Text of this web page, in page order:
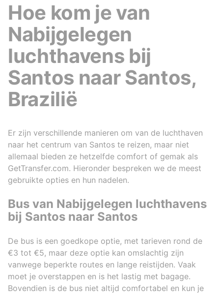
Hoe kom je van
Nabijgelegen
luchthavens bij
Santos naar Santos,
Brazilië
Er zijn verschillende manieren om van de luchthaven
naar het centrum van Santos te reizen, maar niet
allemaal bieden ze hetzelfde comfort of gemak als
GetTransfer.com. Hieronder bespreken we de meest
gebruikte opties en hun nadelen.
Bus van Nabijgelegen luchthavens
bij Santos naar Santos
De bus is een goedkope optie, met tarieven rond de
€3 tot €5, maar deze optie kan omslachtig zijn
vanwege beperkte routes en lange reistijden. Vaak
moet je overstappen en is het lastig met bagage.
Bovendien is de bus niet altijd comfortabel en kun je